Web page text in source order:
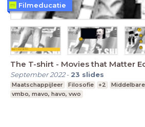
The T-shirt - Movies that Matter
September 2022- 23 slides
Maatschappijleer Filosofie +2
vmbo, mavo, havo, vwo
Filmeducatie